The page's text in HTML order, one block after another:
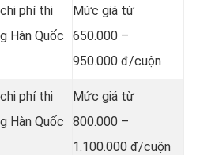
phí thi
Hàn Quốc
Mức giá từ
650.000 –
950.000 đ/cuộn
phí thi
Hàn Quốc
Mức giá từ
800.000 –
1.100.000 đ/cuộn